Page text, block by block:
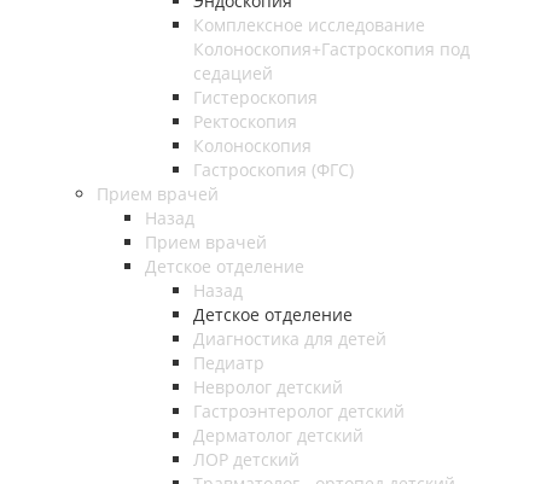
Комплексное исследование
Колоноскопия+Гастроскопия под
седацией
Гистероскопия
Ректоскопия
Колоноскопия
Гастроскопия (ФГС)
Прием врачей
Назад
Прием врачей
Детское отделение
Назад
Детское отделение
Диагностика для детей
Педиатр
Невролог детский
Гастроэнтеролог детский
Дерматолог детский
ЛОР детский